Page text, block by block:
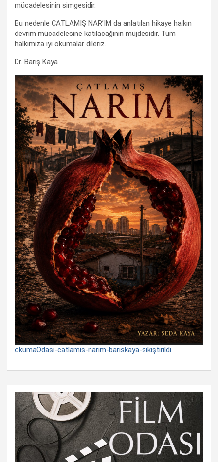
mücadelesinin simgesidir.
Bu nedenle ÇATLAMIŞ NAR’IM da anlatılan hikaye halkın
devrim mücadelesine katılacağının müjdesidir. Tüm
halkımıza iyi okumalar dileriz.
Dr. Barış Kaya
okumaOdasi-catlamis-narim-bariskaya-sıkıştırıldı